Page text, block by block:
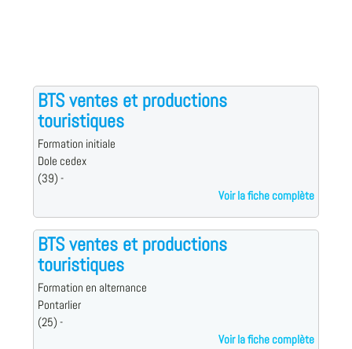
BTS ventes et productions
touristiques
Formation initiale
Dole cedex
(39) -
Voir la fiche complète
BTS ventes et productions
touristiques
Formation en alternance
Pontarlier
(25) -
Voir la fiche complète